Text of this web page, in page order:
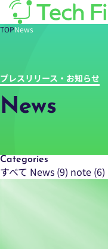
TOPNews
プレスリリース・お知らせ
News
Categories
すべて News (9) note (6)